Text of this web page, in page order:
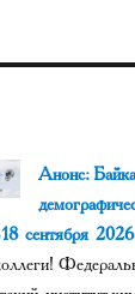
Анонс:
сентября